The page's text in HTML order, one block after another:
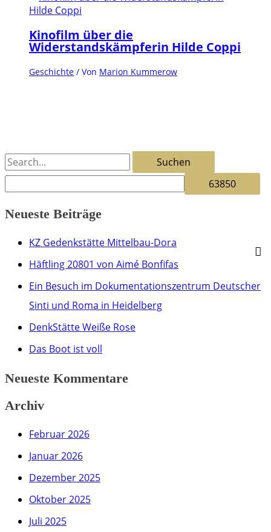
Kinofilm über die
Widerstandskämpferin Hilde Coppi
Geschichte / Von Marion Kummerow
S
u
h
Neueste Beiträge
KZ Gedenkstätte Mittelbau-Dora
Häftling 20801 von Aimé Bonfifas
Ein Besuch im Dokumentationszentrum Deutscher
Sinti und Roma in Heidelberg
DenkStätte Weiße Rose
Das Boot ist voll
Neueste Kommentare
Archiv
Februar 2026
Januar 2026
Dezember 2025
Oktober 2025
Juli 2025